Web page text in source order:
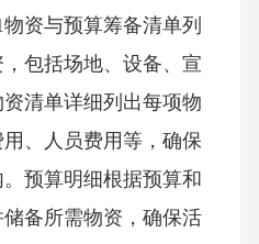
资与预算筹备清单列
包括场地、设备、宣
清单详细列出每项物
、人员费用等，确保
预算明细根据预算和
备所需物资，确保活